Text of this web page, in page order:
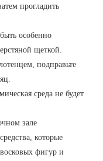
прогладить
особенно
щеткой.
подправьте
среда не будет
зале
которые
восковых фигур и